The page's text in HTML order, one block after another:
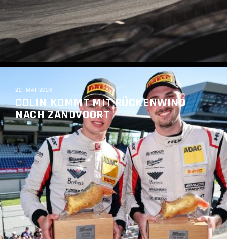
READ MORE
22. MAI 2026
COLIN KOMMT MIT RÜCKENWIND
NACH ZANDVOORT